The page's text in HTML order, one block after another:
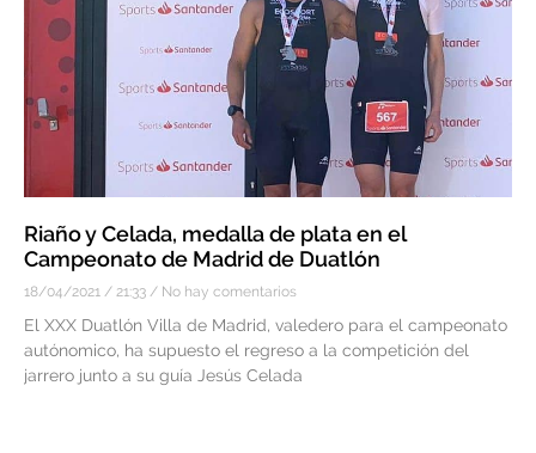
Riaño y Celada, medalla de plata en el
Campeonato de Madrid de Duatlón
18/04/2021 21:33 No hay comentarios
El XXX Duatlón Villa de Madrid, valedero para el campeonato
autónomico, ha supuesto el regreso a la competición del
jarrero junto a su guía Jesús Celada